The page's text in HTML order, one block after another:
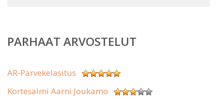
PARHAAT ARVOSTELUT
AR-Parvekelasitus
Kortesalmi Aarni Joukamo